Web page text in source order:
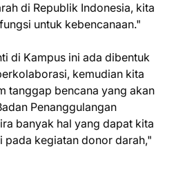
di Republik Indonesia, kita
untuk kebencanaan."
di Kampus ini ada dibentuk
kemudian kita
tanggap bencana yang akan
Penanggulangan
banyak hal yang dapat kita
pada kegiatan donor darah,"